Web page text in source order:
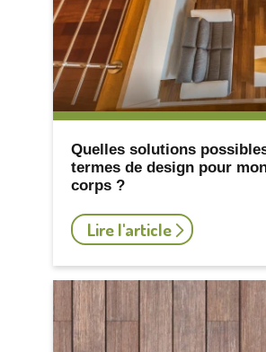
Quelles solutions
termes de design pour
corps ?
Lire l'article